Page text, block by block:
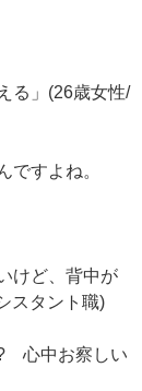
る」(26歳女性/
ですよね。
けど、背中が
スタント職)
心中お察しい